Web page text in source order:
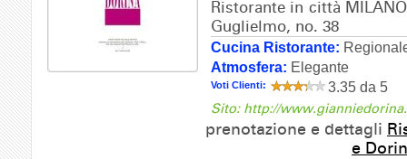
Ristorante in città
Guglielmo, no. 38
Cucina Ristorante:
Atmosfera: Elegante
Voti Clienti: 3.35 da 5
Sito: http://
prenotazione e dettagli
e